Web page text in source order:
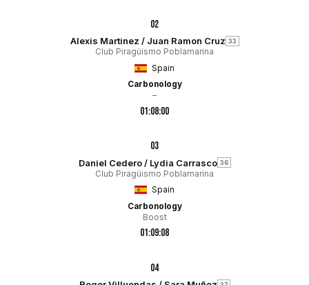
02
Alexis Martinez / Juan Ramon Cruz 33
Club Piragüismo Poblamarina
Spain
Carbonology
–
01:08:00
03
Daniel Cedero / Lydia Carrasco 36
Club Piragüismo Poblamarina
Spain
Carbonology
Boost
01:09:08
04